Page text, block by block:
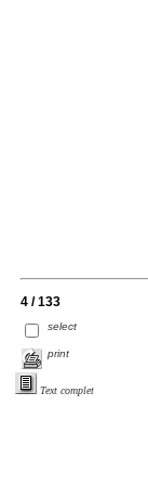
4 / 133
select
print
Text complet